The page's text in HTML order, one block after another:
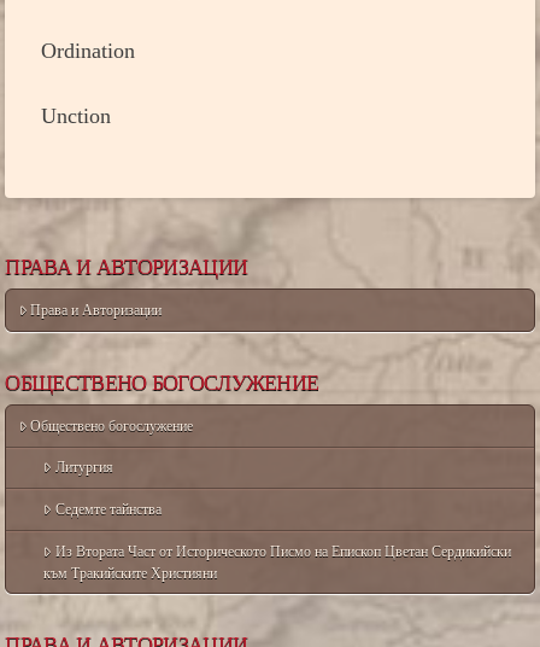
Ordination
Unction
ПРАВА И АВТОРИЗАЦИИ
Права и Авторизации
ОБЩЕСТВЕНО БОГОСЛУЖЕНИЕ
Обществено богослужение
Литургия
Седемте тайнства
Из Втората Част от Историческото Писмо на Епископ Цветан Сердикийски
към Тракийските Християни